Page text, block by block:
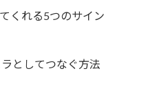
くれる5つのサイン
としてつなぐ方法